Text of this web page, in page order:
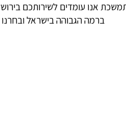
אנו עומדים לשירותכם
ברמה הגבוהה בישראל